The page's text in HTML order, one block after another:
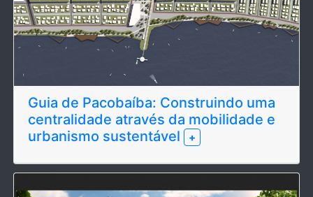
Guia de Pacobaíba: Construindo uma
centralidade através da mobilidade e
urbanismo sustentável
+